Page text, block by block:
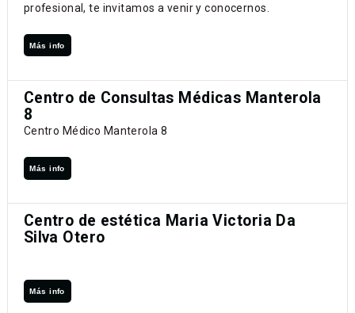
profesional, te invitamos a venir y conocernos.
Más info
Centro de Consultas Médicas Manterola
8
Centro Médico Manterola 8
Más info
Centro de estética Maria Victoria Da
Silva Otero
Más info